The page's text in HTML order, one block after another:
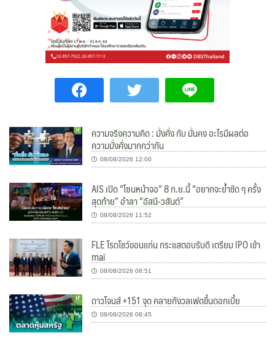
ความจริงความคิด : มั่งคั่ง กับ มั่นคง อะไรมีผลต่อ
ความมั่งคั่งมากกว่ากัน
08/08/2026 12:00
AIS เปิด “โซนหน้าจอ” 8 ก.ย.นี้ “อยากจะย้ำชัด ๆ ครั้ง
สุดท้าย” อำลา “อัสนี-วสันต์”
08/08/2026 11:52
FLE โรดโชว์ขอนแก่น กระแสตอบรับดี เตรียม IPO เข้า
mai
08/08/2026 08:51
ดาวโจนส์ +151 จุด คลายกังวลเฟดขึ้นดอกเบี้ย
08/08/2026 08:45